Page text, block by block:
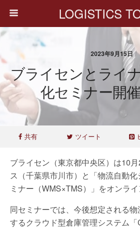
LOGISTICS
2023年9月15日
ブライセンとライ
化セミナー開
共有 ツイート
ブライセン（東京都中央区）は10
ス（千葉県市川市）と「物流自動
ミナー（WMS×TMS）」をオンライ
同セミナーでは、今後想定される
するクラウド型倉庫管理システム